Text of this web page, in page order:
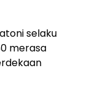
selaku
merasa